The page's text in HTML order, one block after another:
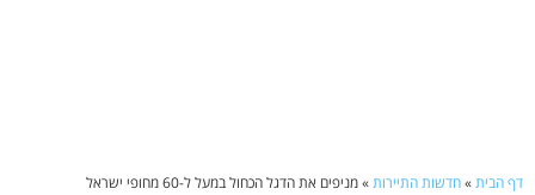
דף הבית»חדשות התיירות»מניפים את הדגל הכחול במעל ל-60 מחופי ישראל